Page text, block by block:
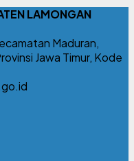
LAMONGAN
Maduran,
Jawa Timur, Kode